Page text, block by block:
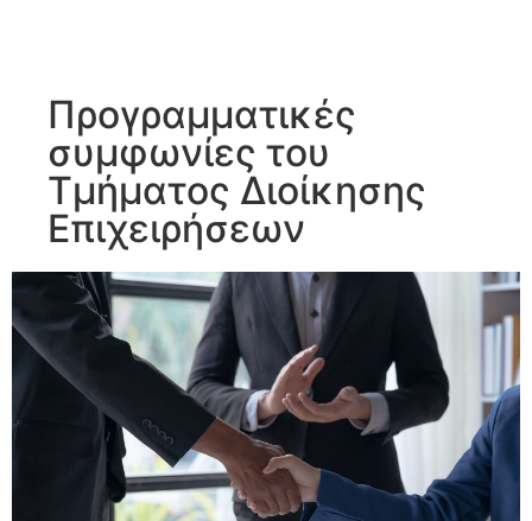
Προγραμματικές
συμφωνίες του
Τμήματος Διοίκησης
Επιχειρήσεων